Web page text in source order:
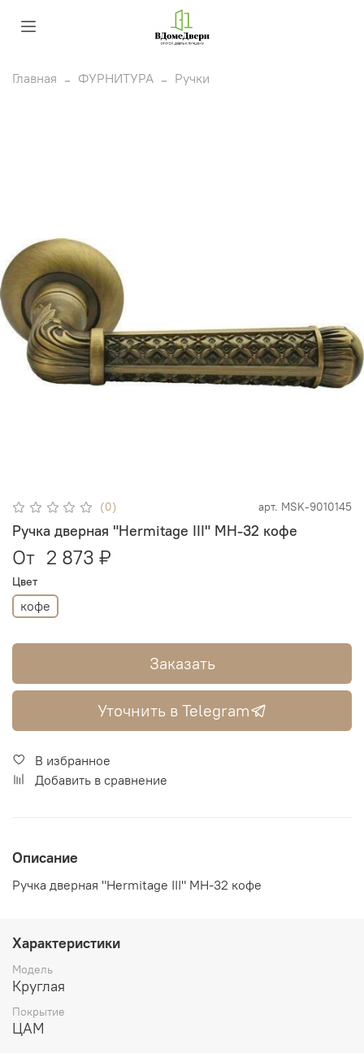
Главная ФУРНИТУРА Ручки
(0) арт. MSK-9010145
Ручка дверная "Hermitage III" MH-32 кофе
От 2 873 ₽
Цвет
кофе
Заказать
Уточнить в Telegram
В избранное
Добавить в сравнение
Описание
Ручка дверная "Hermitage III" MH-32 кофе
Характеристики
Модель
Круглая
Покрытие
ЦАМ